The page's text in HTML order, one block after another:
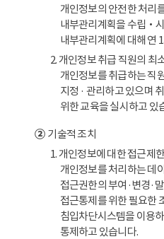
개인정보의 안전한 처리
내부관리계획을 수립‧
내부관리계획에 대해 연
2. 개인정보 취급 직원의 최
개인정보를 취급하는 직
지정 · 관리하고 있으며
위한 교육을 실시하고 있
②기술적 조치
1. 개인정보에 대한 접근제한
개인정보를 처리하는 데
접근권한의 부여·변경·
접근통제를 위한 필요한
침입차단시스템을 이용
통제하고 있습니다.